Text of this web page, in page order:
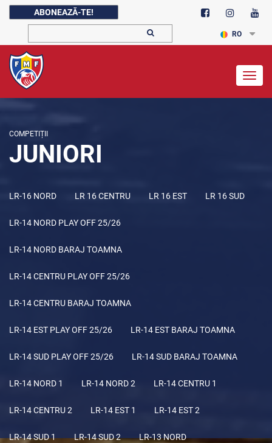
ABONEAZĂ-TE!
RO
COMPETIȚII
JUNIORI
LR-16 NORD LR 16 CENTRU LR 16 EST LR 16 SUD
LR-14 NORD PLAY OFF 25/26
LR-14 NORD BARAJ TOAMNA
LR-14 CENTRU PLAY OFF 25/26
LR-14 CENTRU BARAJ TOAMNA
LR-14 EST PLAY OFF 25/26 LR-14 EST BARAJ TOAMNA
LR-14 SUD PLAY OFF 25/26 LR-14 SUD BARAJ TOAMNA
LR-14 NORD 1 LR-14 NORD 2 LR-14 CENTRU 1
LR-14 CENTRU 2 LR-14 EST 1 LR-14 EST 2
LR-14 SUD 1 LR-14 SUD 2 LR-13 NORD